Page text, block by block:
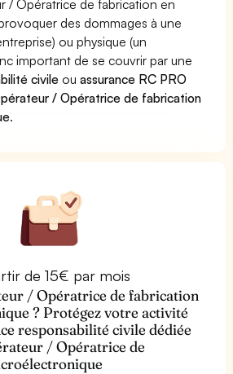
/ Opératrice de fabrication en
des dommages à une
ou physique (un
important de se couvrir par une
civile ouassurance RC PRO
/ Opératrice de fabrication
.
de 15€ par mois
/ Opératrice de fabrication
? Protégez votre activité
responsabilité civile dédiée
/ Opératrice de